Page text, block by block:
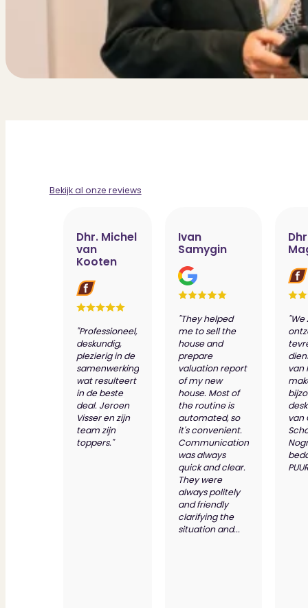
Bekijk al onze reviews
Dhr. Michel
van
Kooten
"Professioneel,
deskundig,
plezierig in de
samenwerking
wat resulteert
in de beste
deal. Jeroen
Visser en zijn
team zijn
toppers."
Ivan
Samygin
"They helped
me to sell the
house and
prepare
valuation report
of my new
house. Most of
the routine is
automated, so
it's convenient.
Communication
was always
quick and clear.
They were
always politely
and friendly
clarifying the
situation and...
"We
van
van